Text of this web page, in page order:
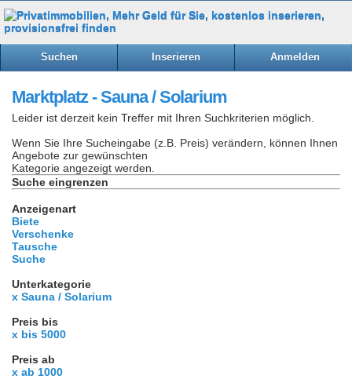
Suchen Inserieren Anmelden
Marktplatz - Sauna / Solarium
Leider ist derzeit kein Treffer mit Ihren Suchkriterien möglich.
Wenn Sie Ihre Sucheingabe (z.B. Preis) verändern, können Ihnen
Angebote zur gewünschten
Kategorie angezeigt werden.
Suche eingrenzen
Anzeigenart
Biete
Verschenke
Tausche
Suche
Unterkategorie
x Sauna / Solarium
Preis bis
x bis 5000
Preis ab
x ab 1000